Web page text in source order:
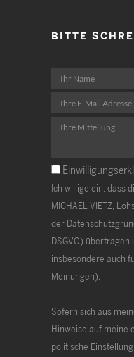
BITTE
Ich willige ein, dass
MICHAEL VIETZ,
der
DSGVO)
insbesondere auch für
Meinungen).
Sofern sich aus
Hinweise auf meine
politische